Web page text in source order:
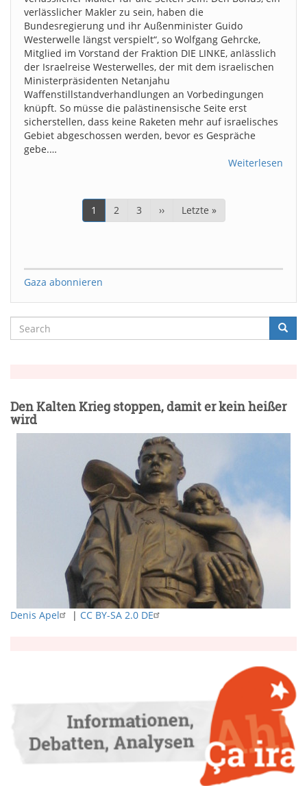
verlässlicher Makler zu sein, haben die
Bundesregierung und ihr Außenminister Guido
Westerwelle längst verspielt“, so Wolfgang Gehrcke,
Mitglied im Vorstand der Fraktion DIE LINKE, anlässlich
der Israelreise Westerwelles, der mit dem israelischen
Ministerpräsidenten Netanjahu
Waffenstillstandverhandlungen an Vorbedingungen
knüpft. So müsse die palästinensische Seite erst
sicherstellen, dass keine Raketen mehr auf israelisches
Gebiet abgeschossen werden, bevor es Gespräche
gebe.…
Weiterlesen
Seitennummerierung
Aktuelle
Seite
1 Page
2 Page
3
Nächste
Seite
››
Letzte
Seite
Letzte »
Gaza abonnieren
Suche
Search
Den Kalten Krieg stoppen, damit er kein heißer
wird
Denis Apel | CC BY-SA 2.0 DE